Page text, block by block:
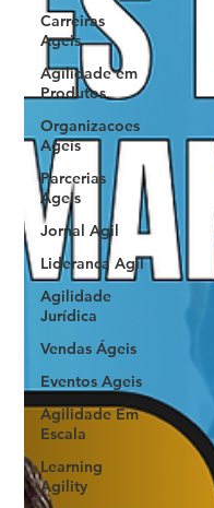
Carreiras
Ageis
Agilidade em
Produtos
Organizacoes
Ageis
Parcerias
Ageis
Jornal Agil
Lideranca Agil
Agilidade
Jurídica
Vendas Ágeis
Eventos Ageis
Agilidade Em
Escala
Learning
Agility